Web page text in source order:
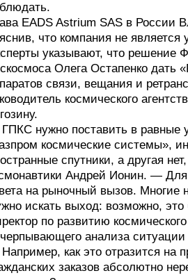
EADS Astrium SAS в России
что компания не является
указывают, что решение
Олега Остапенко дать
связи, вещания и
космического
нужно поставить в равные
космические системы»,
спутники, а другая
Андрей Ионин. —
на рыночный вызов. Многие
искать выход: возможно,
по развитию
анализа
как это отразится на
заказов абсолютно